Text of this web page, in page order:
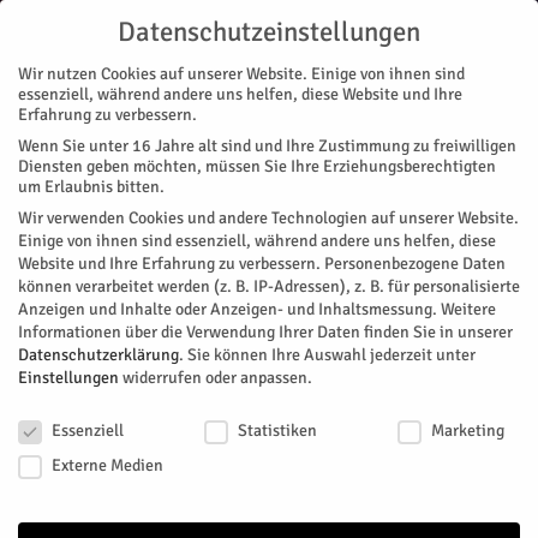
Start Magazin Kunst & Design China und Jülich – Dialog der Weltkulturen
MAGAZIN KUNST & DESIGN
China und Jülich – Dialog der
Weltkulturen
Ausstellung von Ren Rong im Jülicher Renaissancegarten
VonKulturbüro Jülich- April 23, 2017 283 0
Twitter
Datenschutzeinstellungen
Wir nutzen Cookies auf unserer Website. Einige von ihnen sind
essenziell, während andere uns helfen, diese Website und Ihre
Erfahrung zu verbessern.
Wenn Sie unter 16 Jahre alt sind und Ihre Zustimmung zu freiwilligen
Diensten geben möchten, müssen Sie Ihre Erziehungsberechtigten
um Erlaubnis bitten.
Wir verwenden Cookies und andere Technologien auf unserer Website.
Einige von ihnen sind essenziell, während andere uns helfen, diese
Website und Ihre Erfahrung zu verbessern. Personenbezogene Daten
können verarbeitet werden (z. B. IP-Adressen), z. B. für personalisierte
Anzeigen und Inhalte oder Anzeigen- und Inhaltsmessung. Weitere
Informationen über die Verwendung Ihrer Daten finden Sie in unserer
Datenschutzerklärung. Sie können Ihre Auswahl jederzeit unter
Einstellungen widerrufen oder anpassen.
Essenziell
Statistiken
Marketing
Externe Medien